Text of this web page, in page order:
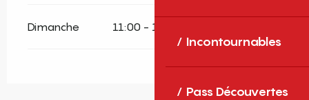
Incontournables
Pass Découvertes
Dimanche 11:00 - 18:30